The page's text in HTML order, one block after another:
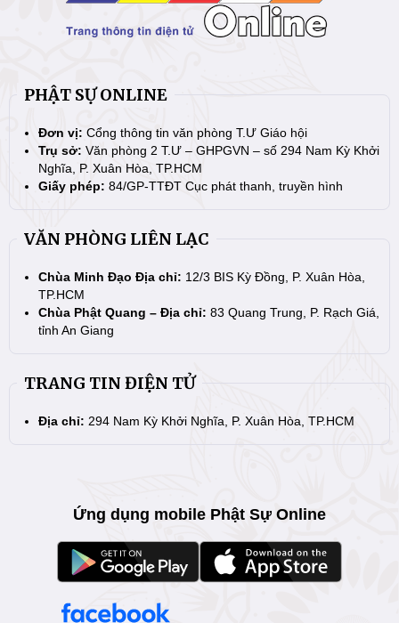
PHẬT SỰ ONLINE
Đơn vị: Cổng thông tin văn phòng T.Ư Giáo hội
Trụ sở: Văn phòng 2 T.Ư – GHPGVN – số 294 Nam Kỳ Khởi
Nghĩa, P. Xuân Hòa, TP.HCM
Giấy phép: 84/GP-TTĐT Cục phát thanh, truyền hình
VĂN PHÒNG LIÊN LẠC
Chùa Minh Đạo Địa chỉ: 12/3 BIS Kỳ Đồng, P. Xuân Hòa,
TP.HCM
Chùa Phật Quang – Địa chỉ: 83 Quang Trung, P. Rạch Giá,
tỉnh An Giang
TRANG TIN ĐIỆN TỬ
Địa chỉ: 294 Nam Kỳ Khởi Nghĩa, P. Xuân Hòa, TP.HCM
Ứng dụng mobile Phật Sự Online